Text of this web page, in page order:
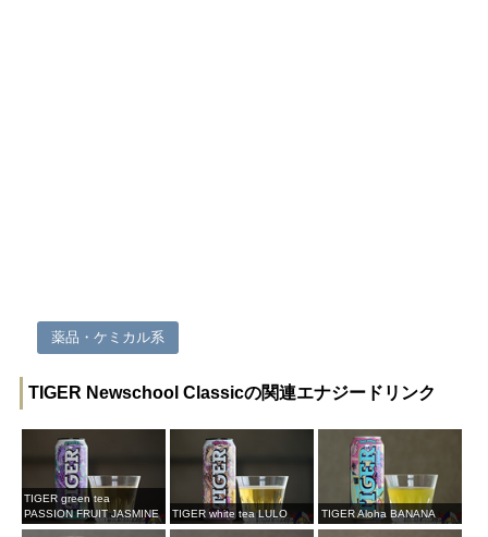
薬品・ケミカル系
TIGER Newschool Classicの関連エナジードリンク
TIGER green tea
PASSION FRUIT JASMINE
TIGER white tea LULO TIGER Aloha BANANA